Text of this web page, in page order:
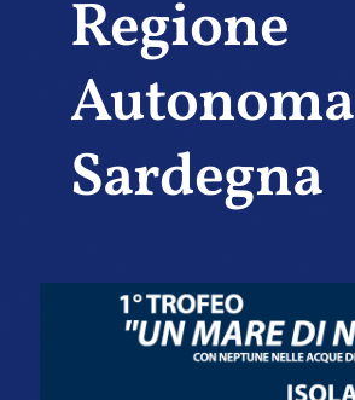
Regione
Autonoma
Sardegna